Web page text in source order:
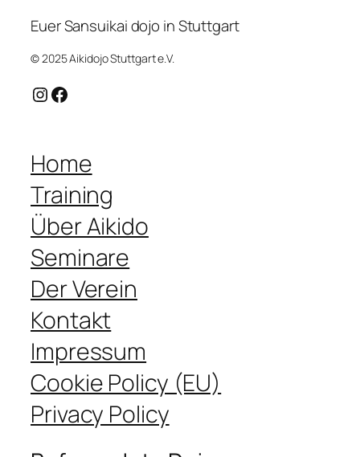
Euer Sansuikai dojo in Stuttgart
© 2025 Aikidojo Stuttgart e.V.
Instagram Facebook
Home
Training
Über Aikido
Seminare
Der Verein
Kontakt
Impressum
Cookie Policy (EU)
Privacy Policy